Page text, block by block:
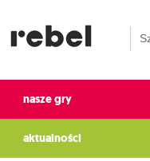
nasze gry
aktualności